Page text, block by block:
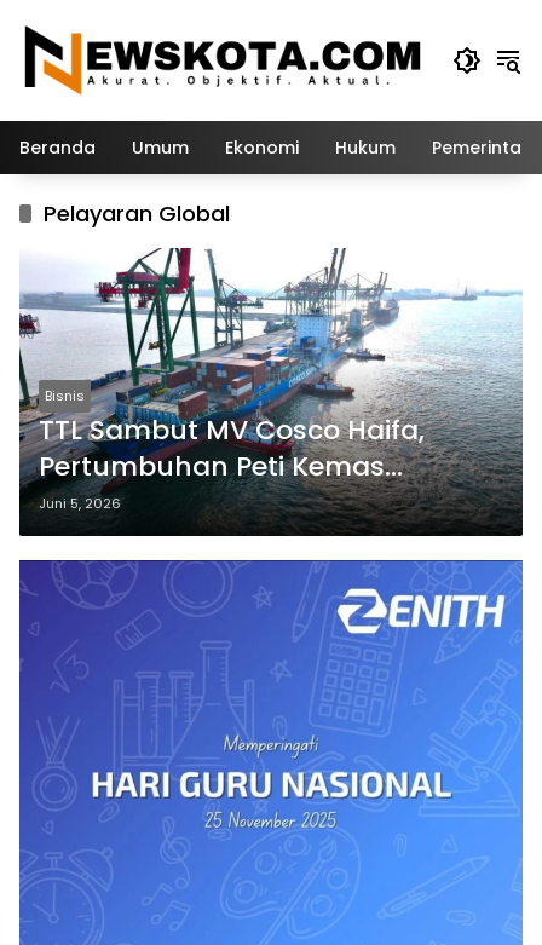
konten
Beranda Umum Ekonomi Hukum
Pelayaran Global
Bisnis
TTL Sambut MV Cosco Haifa,
Pertumbuhan Peti Kemas
Internasional Melonjak di Atas 90
Persen
Juni 5, 2026